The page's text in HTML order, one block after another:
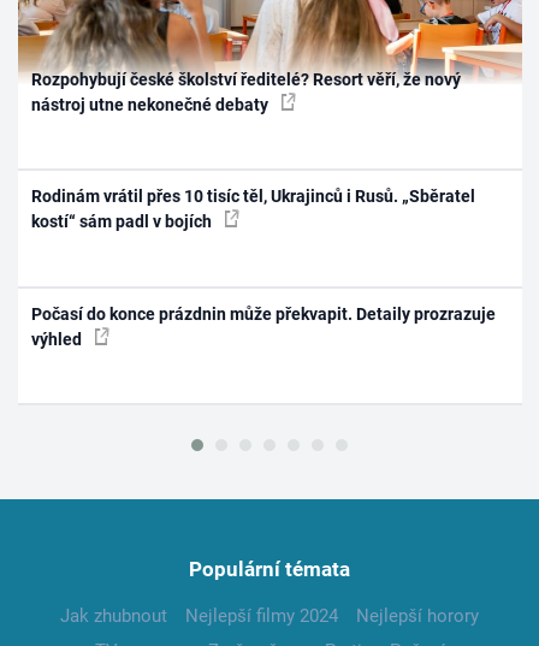
Rozpohybují české školství ředitelé? Resort věří, že nový
nástroj utne nekonečné debaty
Rodinám vrátil přes 10 tisíc těl, Ukrajinců i Rusů. „Sběratel
kostí“ sám padl v bojích
Počasí do konce prázdnin může překvapit. Detaily prozrazuje
výhled
Populární témata
Jak zhubnout Nejlepší filmy 2024
Nejlepší horory